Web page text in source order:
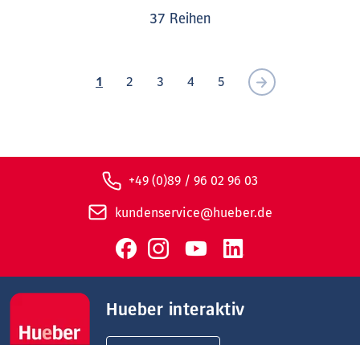
37 Reihen
1 2 3 4 5
+49 (0)89 / 96 02 96 03
kundenservice@hueber.de
Hueber interaktiv